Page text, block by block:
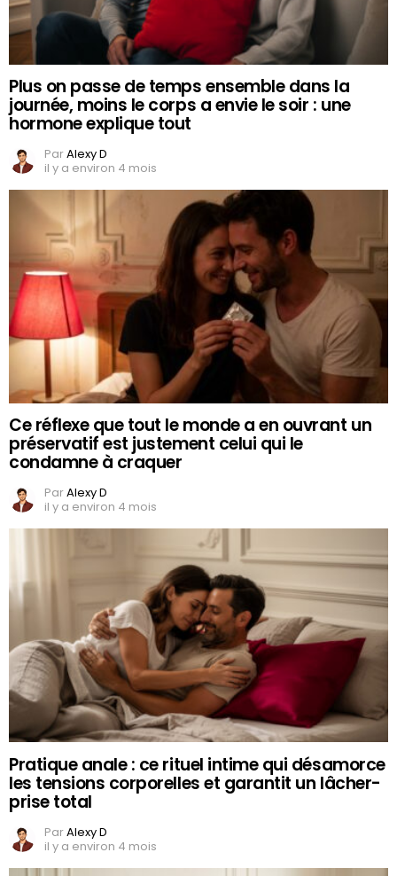
Plus on passe de temps ensemble dans la
journée, moins le corps a envie le soir : une
hormone explique tout
ParAlexy D
il y a environ 4 mois
Ce réflexe que tout le monde a en ouvrant un
préservatif est justement celui qui le
condamne à craquer
ParAlexy D
il y a environ 4 mois
Pratique anale : ce rituel intime qui désamorce
les tensions corporelles et garantit un lâcher-
prise total
ParAlexy D
il y a environ 4 mois